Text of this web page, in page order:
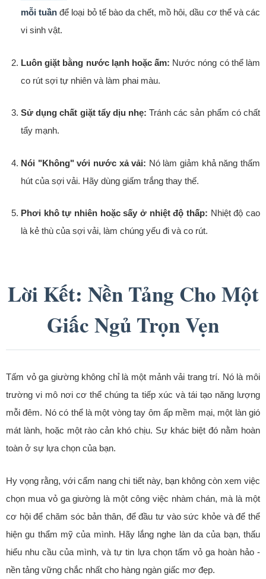
mỗi tuần để loại bỏ tế bào da chết, mồ hôi, dầu cơ thể và các
vi sinh vật.
Luôn giặt bằng nước lạnh hoặc ấm: Nước nóng có thể làm
co rút sợi tự nhiên và làm phai màu.
Sử dụng chất giặt tẩy dịu nhẹ: Tránh các sản phẩm có chất
tẩy mạnh.
Nói "Không" với nước xả vải: Nó làm giảm khả năng thấm
hút của sợi vải. Hãy dùng giấm trắng thay thế.
Phơi khô tự nhiên hoặc sấy ở nhiệt độ thấp: Nhiệt độ cao
là kẻ thù của sợi vải, làm chúng yếu đi và co rút.
Lời Kết: Nền Tảng Cho Một
Giấc Ngủ Trọn Vẹn
Tấm vỏ ga giường không chỉ là một mảnh vải trang trí. Nó là môi
trường vi mô nơi cơ thể chúng ta tiếp xúc và tái tạo năng lượng
mỗi đêm. Nó có thể là một vòng tay ôm ấp mềm mại, một làn gió
mát lành, hoặc một rào cản khó chịu. Sự khác biệt đó nằm hoàn
toàn ở sự lựa chọn của bạn.
Hy vọng rằng, với cẩm nang chi tiết này, bạn không còn xem việc
chọn mua vỏ ga giường là một công việc nhàm chán, mà là một
cơ hội để chăm sóc bản thân, để đầu tư vào sức khỏe và để thể
hiện gu thẩm mỹ của mình. Hãy lắng nghe làn da của bạn, thấu
hiểu nhu cầu của mình, và tự tin lựa chọn tấm vỏ ga hoàn hảo -
nền tảng vững chắc nhất cho hàng ngàn giấc mơ đẹp.